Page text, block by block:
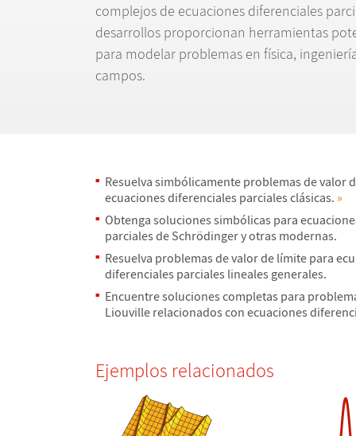
complejos de ecuaciones diferenciales
desarrollos proporcionan herramientas
para modelar problemas en física, ingenierí
campos.
Resuelva simbólicamente problemas de valor
ecuaciones diferenciales parciales clásicas. »
Obtenga soluciones simbólicas para
parciales de Schrödinger y otras modernas.
Resuelva problemas de valor de límite para
diferenciales parciales lineales generales.
Encuentre soluciones completas para
Liouville relacionados con ecuaciones
Ejemplos relacionados